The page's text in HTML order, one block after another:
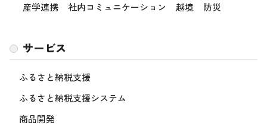
産学連携
社内コミュニケーション 越境 防災
サービス
ふるさと納税支援
ふるさと納税支援システム
商品開発